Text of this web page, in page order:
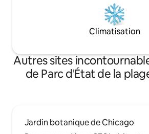
Climatisation
Autres sites
de Parc d'État de la
Jardin botanique de Chicago